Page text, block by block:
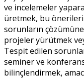
ve incelemeler
üretmek, bu önerileri
sorunların
projeler yürütmek
Tespit edilen
seminer ve
bilinçlendirmek,